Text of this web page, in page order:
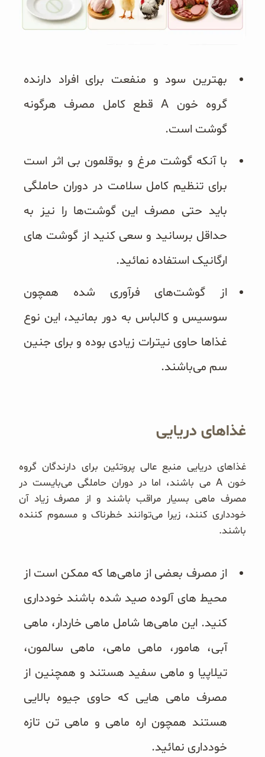
بهترین سود و منفعت برای افراد دارنده
گروه خون A قطع کامل مصرف هرگونه
گوشت است.
با آنکه گوشت مرغ و بوقلمون بی اثر است
برای تنظیم کامل سلامت در دوران حاملگی
باید حتی مصرف این گوشت‌ها را نیز به
حداقل برسانید و سعی کنید از گوشت های
ارگانیک استفاده نمائید.
از گوشت‌های فرآوری شده همچون
سوسیس و کالباس به دور بمانید، این نوع
غذاها حاوی نیترات زیادی بوده و برای جنین
سم می‌باشند.
غذاهای دریایی
غذاهای دریایی منبع عالی پروتئین برای دارندگان گروه
خون A می باشند، اما در دوران حاملگی می‌بایست در
مصرف ماهی بسیار مراقب باشند و از مصرف زیاد آن
خودداری کنند، زیرا می‌توانند خطرناک و مسموم کننده
باشند.
از مصرف بعضی از ماهی‌ها که ممکن است از
محیط های آلوده صید شده باشند خودداری
کنید. این ماهی‌ها شامل ماهی خاردار، ماهی
آبی، هامور، ماهی ماهی، ماهی سالمون،
تیلاپیا و ماهی سفید هستند و همچنین از
مصرف ماهی هایی که حاوی جیوه بالایی
هستند همچون اره ماهی و ماهی تن تازه
خودداری نمائید.